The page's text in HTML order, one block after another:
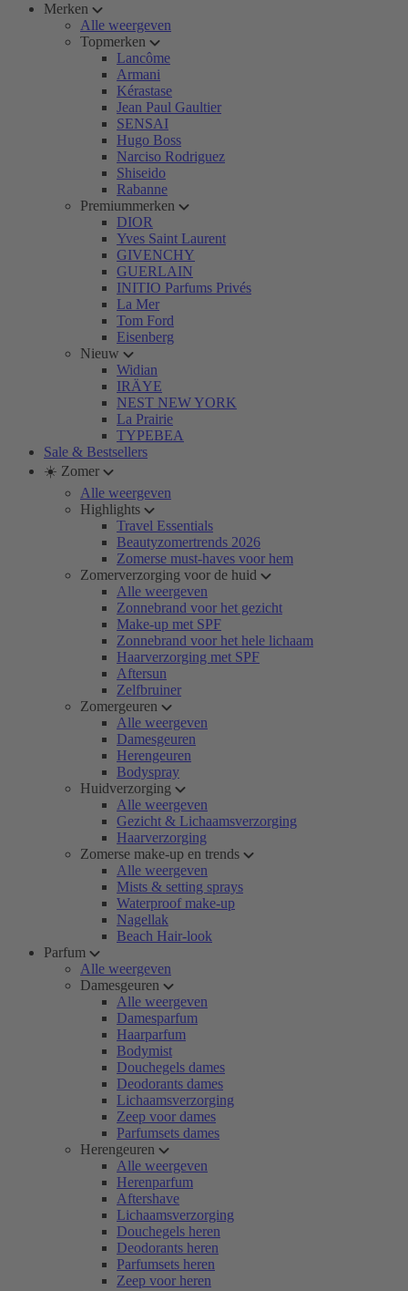
Merken
Alle weergeven
Topmerken
Lancôme
Armani
Kérastase
Jean Paul Gaultier
SENSAI
Hugo Boss
Narciso Rodriguez
Shiseido
Rabanne
Premiummerken
DIOR
Yves Saint Laurent
GIVENCHY
GUERLAIN
INITIO Parfums Privés
La Mer
Tom Ford
Eisenberg
Nieuw
Widian
IRÄYE
NEST NEW YORK
La Prairie
TYPEBEA
Sale & Bestsellers
☀️ Zomer
Alle weergeven
Highlights
Travel Essentials
Beautyzomertrends 2026
Zomerse must-haves voor hem
Zomerverzorging voor de huid
Alle weergeven
Zonnebrand voor het gezicht
Make-up met SPF
Zonnebrand voor het hele lichaam
Haarverzorging met SPF
Aftersun
Zelfbruiner
Zomergeuren
Alle weergeven
Damesgeuren
Herengeuren
Bodyspray
Huidverzorging
Alle weergeven
Gezicht & Lichaamsverzorging
Haarverzorging
Zomerse make-up en trends
Alle weergeven
Mists & setting sprays
Waterproof make-up
Nagellak
Beach Hair-look
Parfum
Alle weergeven
Damesgeuren
Alle weergeven
Damesparfum
Haarparfum
Bodymist
Douchegels dames
Deodorants dames
Lichaamsverzorging
Zeep voor dames
Parfumsets dames
Herengeuren
Alle weergeven
Herenparfum
Aftershave
Lichaamsverzorging
Douchegels heren
Deodorants heren
Parfumsets heren
Zeep voor heren